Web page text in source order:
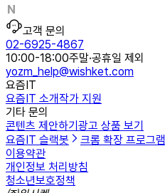
고객 문의
02-6925-4867
10:00-18:00주말·공휴일 제외
yozm_help@wishket.com
요즘IT
요즘IT 소개작가 지원
기타 문의
콘텐츠 제안하기 광고 상품 보기
요즘IT 슬랙봇
크롬 확장 프로그램
이용약관
개인정보 처리방침
청소년보호정책